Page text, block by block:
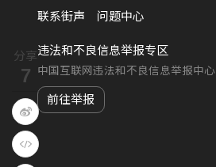
分享
7
联系街声
问题中心
违法和不良信息举报专区
中国互联网违法和不良信息举报中心
前往举报